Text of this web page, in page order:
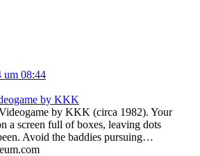
um 08:44
by KKK
by KKK (circa 1982). Your
a screen full of boxes, leaving dots
Avoid the baddies pursuing…